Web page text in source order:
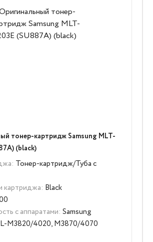
тонер-картридж Samsung MLT-
(black)
Тонер-картридж/Туба с
картриджа: Black
с аппаратами: Samsung
M3820/4020, M3870/4070